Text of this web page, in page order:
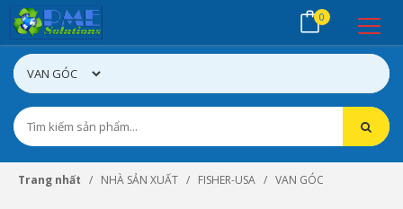
0
Trang nhất NHÀ SẢN XUẤT FISHER-USA VAN GÓC